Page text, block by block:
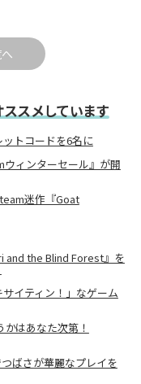
スメしています
トコードを6名に
ウィンターセール』が開
迷作『Goat
and the Blind Forest』を
イティン！」なゲーム
はあなた次第！
ばさが華麗なプレイを